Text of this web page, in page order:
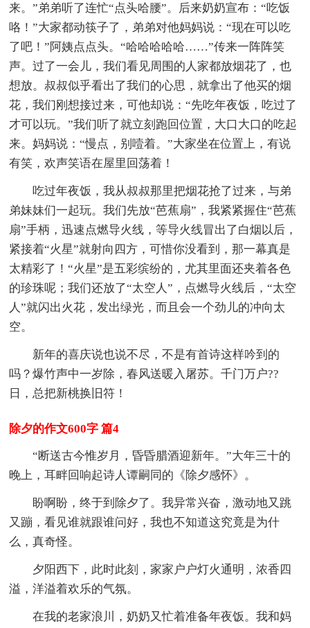
来。”弟弟听了连忙“点头哈腰”。后来奶奶宣布：“吃饭
咯！”大家都动筷子了，弟弟对他妈妈说：“现在可以吃
了吧！”阿姨点点头。“哈哈哈哈哈……”传来一阵阵笑
声。过了一会儿，我们看见周围的人家都放烟花了，也
想放。叔叔似乎看出了我们的心思，就拿出了他买的烟
花，我们刚想接过来，可他却说：“先吃年夜饭，吃过了
才可以玩。”我们听了就立刻跑回位置，大口大口的吃起
来。妈妈说：“慢点，别噎着。”大家坐在位置上，有说
有笑，欢声笑语在屋里回荡着！
吃过年夜饭，我从叔叔那里把烟花抢了过来，与弟
弟妹妹们一起玩。我们先放“芭蕉扇”，我紧紧握住“芭蕉
扇”手柄，迅速点燃导火线，等导火线冒出了白烟以后，
紧接着“火星”就射向四方，可惜你没看到，那一幕真是
太精彩了！“火星”是五彩缤纷的，尤其里面还夹着各色
的珍珠呢；我们还放了“太空人”，点燃导火线后，“太空
人”就闪出火花，发出绿光，而且会一个劲儿的冲向太
空。
新年的喜庆说也说不尽，不是有首诗这样吟到的
吗？爆竹声中一岁除，春风送暖入屠苏。千门万户??
日，总把新桃换旧符！
除夕的作文600字 篇4
“断送古今惟岁月，昏昏腊酒迎新年。”大年三十的
晚上，耳畔回响起诗人谭嗣同的《除夕感怀》。
盼啊盼，终于到除夕了。我异常兴奋，激动地又跳
又蹦，看见谁就跟谁问好，我也不知道这究竟是为什
么，真奇怪。
夕阳西下，此时此刻，家家户户灯火通明，浓香四
溢，洋溢着欢乐的气氛。
在我的老家浪川，奶奶又忙着准备年夜饭。我和妈